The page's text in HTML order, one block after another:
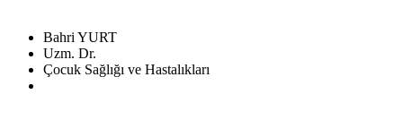
Bahri YURT
Uzm. Dr.
Çocuk Sağlığı ve Hastalıkları